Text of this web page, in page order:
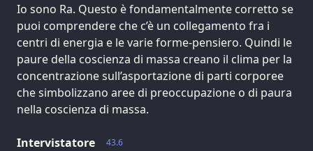
Io sono Ra. Questo è fondamentalmente corretto se
puoi comprendere che c’è un collegamento fra i
centri di energia e le varie forme-pensiero. Quindi le
paure della coscienza di massa creano il clima per la
concentrazione sull’asportazione di parti corporee
che simbolizzano aree di preoccupazione o di paura
nella coscienza di massa.
43.6
Intervistatore